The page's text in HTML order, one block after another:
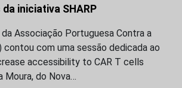
iniciativa SHARP
Associação Portuguesa Contra a
contou com uma sessão dedicada ao
accessibility to CAR T cells
Moura, do Nova…